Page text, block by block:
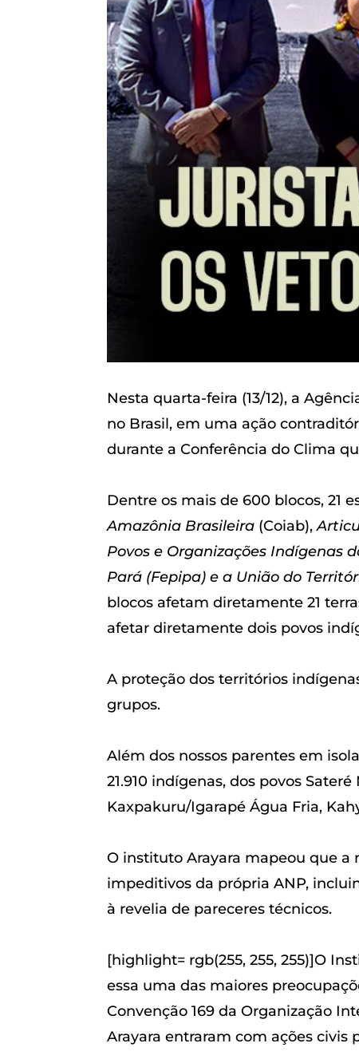
Nesta quarta-feira (13/12), a
no Brasil, em uma ação
durante a Conferência do Clima
Dentre os mais de 600 blocos, 21
Amazônia Brasileira (Coiab),
Povos e Organizações Indígenas
Pará (Fepipa) e a União do
blocos afetam diretamente 21
afetar diretamente dois povos
A proteção dos territórios
grupos.
Além dos nossos parentes em
21.910 indígenas, dos povos
Kaxpakuru/Igarapé Água Fria,
O instituto Arayara mapeou que a
impeditivos da própria ANP,
à revelia de pareceres técnicos.
[highlight= rgb(255, 255, 255)]O
essa uma das maiores
Convenção 169 da Organização
Arayara entraram com ações civis